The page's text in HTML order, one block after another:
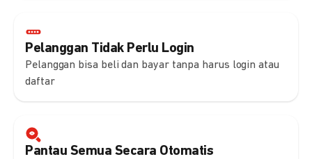
Pelanggan Tidak Perlu Login
Pelanggan bisa beli dan bayar tanpa harus login atau
daftar
Pantau Semua Secara Otomatis